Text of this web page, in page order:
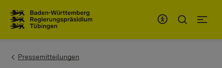
You are here:
Pressemitteilungen